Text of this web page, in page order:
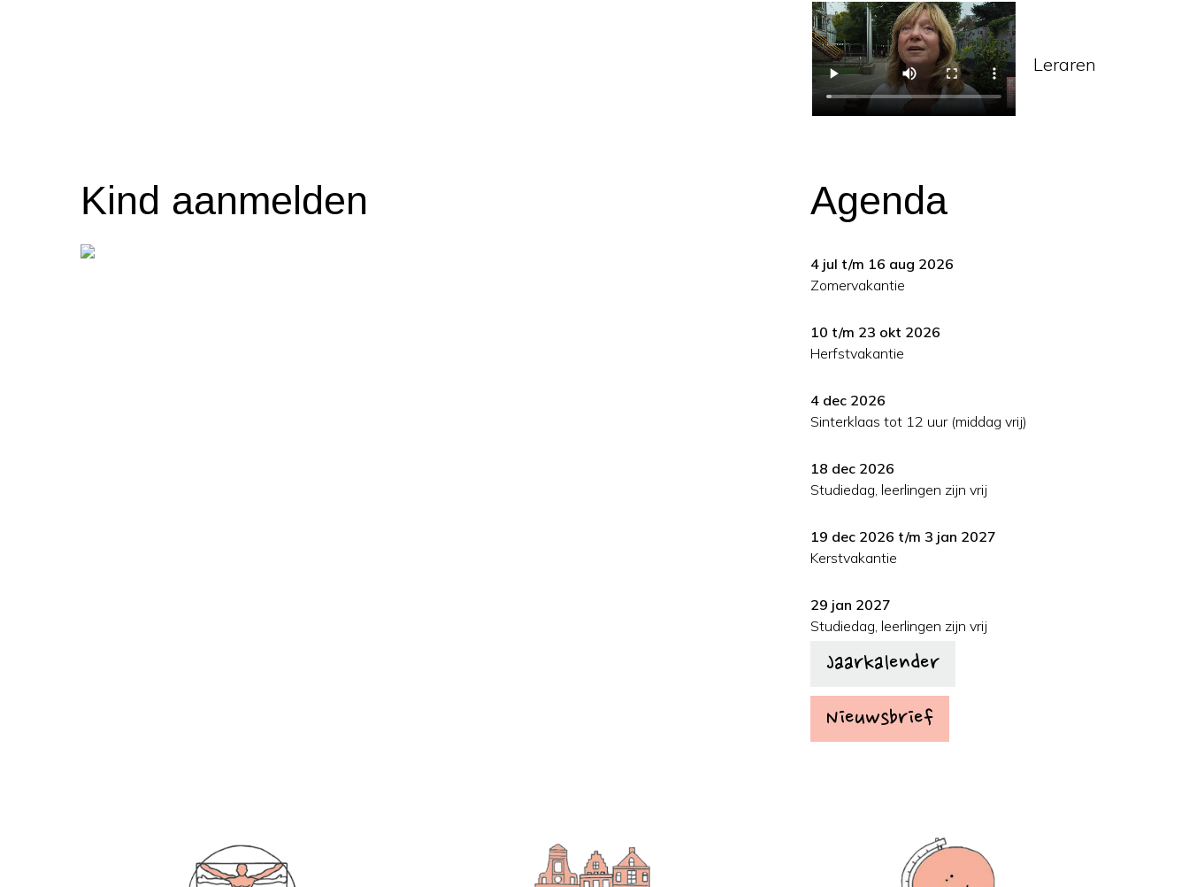
Leraren
Kind aanmelden Agenda
4 jul t/m 16 aug 2026
Zomervakantie
10 t/m 23 okt 2026
Herfstvakantie
4 dec 2026
Sinterklaas tot 12 uur (middag vrij)
18 dec 2026
Studiedag, leerlingen zijn vrij
19 dec 2026 t/m 3 jan 2027
Kerstvakantie
29 jan 2027
Studiedag, leerlingen zijn vrij
Jaarkalender
Nieuwsbrief